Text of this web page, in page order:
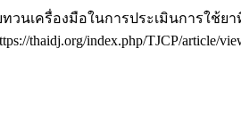
วนเครื่องมือในการประเมินการใช้
thaidj.org/index.php/TJCP/article/